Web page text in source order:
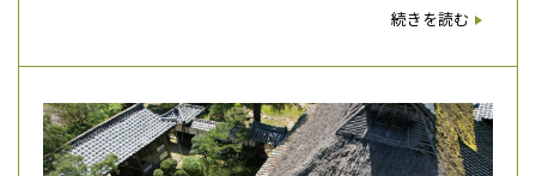
続きを読む